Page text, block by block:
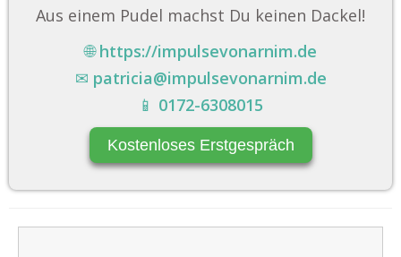
Aus einem Pudel machst Du keinen Dackel!
🌐https://impulsevonarnim.de
✉ patricia@impulsevonarnim.de
📱 0172-6308015
Kostenloses Erstgespräch